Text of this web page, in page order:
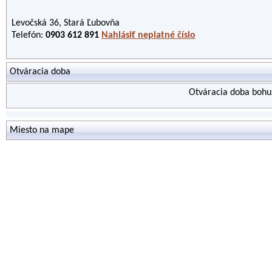
Levočská 36, Stará Ľubovňa
Telefón: 0903 612 891 Nahlásiť neplatné číslo
Otváracia doba
Otváracia doba
Miesto na mape